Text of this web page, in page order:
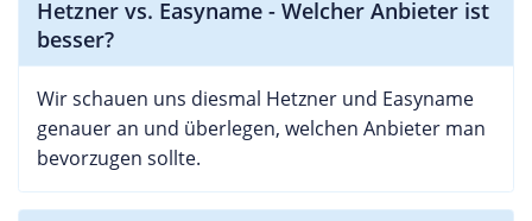
Hetzner vs. Easyname - Welcher Anbieter ist
besser?
Wir schauen uns diesmal Hetzner und Easyname
genauer an und überlegen, welchen Anbieter man
bevorzugen sollte.